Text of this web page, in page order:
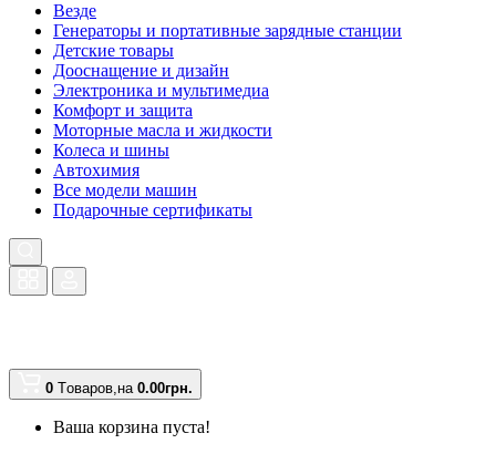
Везде
Генераторы и портативные зарядные станции
Детские товары
Дооснащение и дизайн
Электроника и мультимедиа
Комфорт и защита
Моторные масла и жидкости
Колеса и шины
Автохимия
Все модели машин
Подарочные сертификаты
0 Tоваров,на 0.00грн.
Ваша корзина пуста!